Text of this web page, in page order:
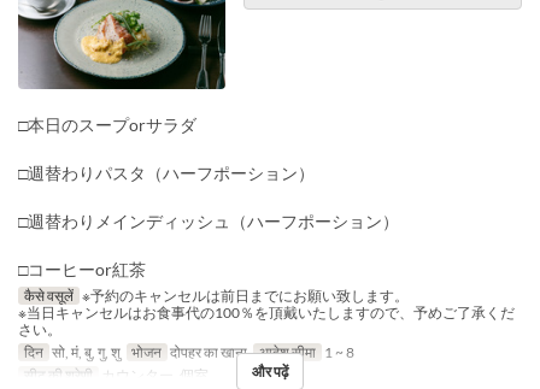
□本日のスープorサラダ
□週替わりパスタ（ハーフポーション）
□週替わりメインディッシュ（ハーフポーション）
□コーヒーor紅茶
कैसे वसूलें ※予約のキャンセルは前日までにお願い致します。
※当日キャンセルはお食事代の100％を頂戴いたしますので、予めご了承くだ
さい。
दिन सो, मं, बु, गु, शु भोजन दोपहर का खाना आदेश सीमा 1 ~ 8
सीट की श्रेणी
カウンター, 個室 और पढ़ें